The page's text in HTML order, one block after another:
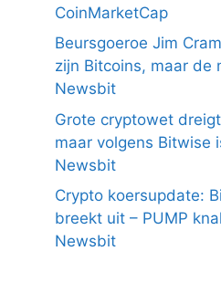
CoinMarketCap
Beursgoeroe Jim
zijn Bitcoins, maar de
Newsbit
Grote cryptowet
maar volgens Bitwise
Newsbit
Crypto koersupdate:
breekt uit – PUMP
Newsbit